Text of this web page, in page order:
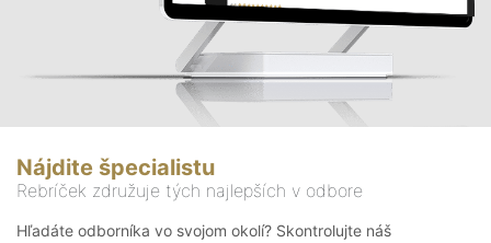
Nájdite špecialistu
Rebríček združuje tých najlepších v odbore
Hľadáte odborníka vo svojom okolí? Skontrolujte náš